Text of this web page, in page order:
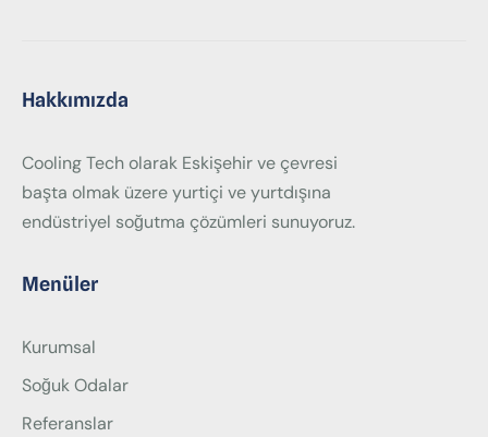
Hakkımızda
Cooling Tech olarak Eskişehir ve çevresi
başta olmak üzere yurtiçi ve yurtdışına
endüstriyel soğutma çözümleri sunuyoruz.
Menüler
Kurumsal
Soğuk Odalar
Referanslar